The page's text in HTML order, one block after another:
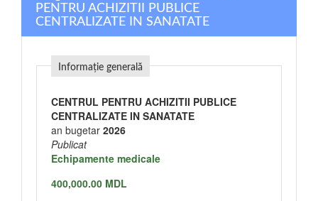
PENTRU ACHIZITII PUBLICE
CENTRALIZATE IN SANATATE
Informație generală
CENTRUL PENTRU ACHIZITII PUBLICE
CENTRALIZATE IN SANATATE
an bugetar 2026
Publicat
Echipamente medicale
400,000.00 MDL